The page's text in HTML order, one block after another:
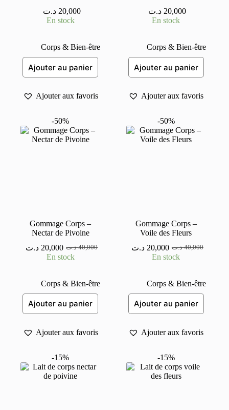
20,000 د.ت
En stock
Corps & Bien-être
Ajouter au panier
Ajouter aux favoris
20,000 د.ت
En stock
Corps & Bien-être
Ajouter au panier
Ajouter aux favoris
-50%
Gommage Corps –
Nectar de Pivoine
40,000 د.تLe
prix
était :
40,000 د.ت.
20,000 د.ت
Le
prix
est :
20,000 د.ت.
En stock
Corps & Bien-être
Ajouter au panier
Ajouter aux favoris
-50%
Gommage Corps –
Voile des Fleurs
40,000 د.تLe
prix
était :
40,000 د.ت.
20,000 د.ت
Le
prix
est :
20,000 د.ت.
En stock
Corps & Bien-être
Ajouter au panier
Ajouter aux favoris
-15% -15%